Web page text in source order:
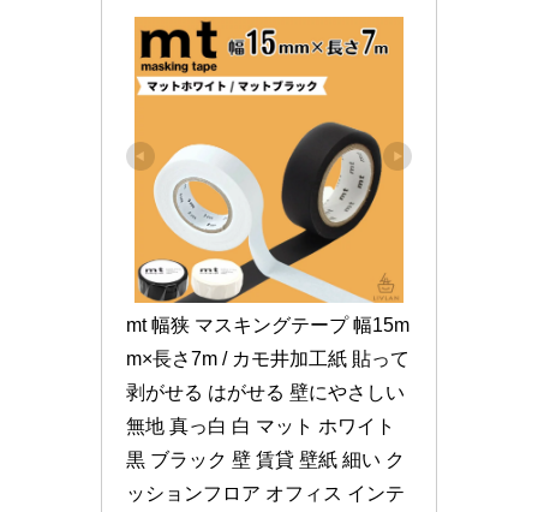
mt 幅狭 マスキングテープ 幅15m
m×長さ7m / カモ井加工紙 貼って
剥がせる はがせる 壁にやさしい
無地 真っ白 白 マット ホワイト
黒 ブラック 壁 賃貸 壁紙 細い ク
ッションフロア オフィス インテ